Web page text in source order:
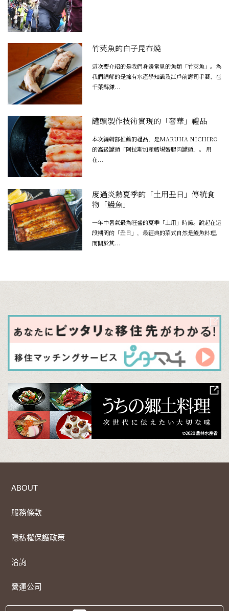
竹莢魚的白子昆布燒
這次要介紹的是我們身邊常見的魚類「竹莢魚」。為
我們講解的是擁有水產學知識及江戶前壽司手藝、在
千葉縣鎌...
罐頭製作技術實現的「奢華」禮品
本次編輯部推薦的禮品，是MARUHA NICHIRO
的高級罐頭「阿拉斯加產鱈場蟹腿肉罐頭」。 用
在...
度過炎熱夏季的「土用丑日」傳統食
物「鰻魚」
一年中暑氣最為旺盛的夏季「土用」時節。說起在這
段期間的「丑日」，最經典的菜式自然是鰻魚料理，
而關於其...
ABOUT
服務條款
隱私權保護政策
洽詢
營運公司